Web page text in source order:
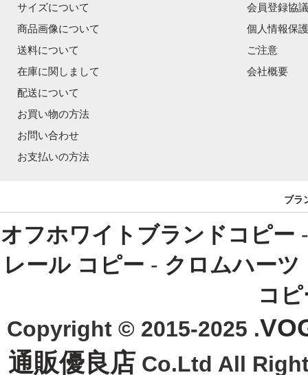
サイズについて
商品画像について
送料について
在庫に関しまして
配送について
お買い物の方法
お問い合わせ
お支払いの方法
会員登録協
個人情報保
ご注意
会社概要
ブラ
オフホワイトブランドコピー
レール コピー - クロムハーツ
コ
Copyright © 2015-2025 .
通販優良店 Co.Ltd All